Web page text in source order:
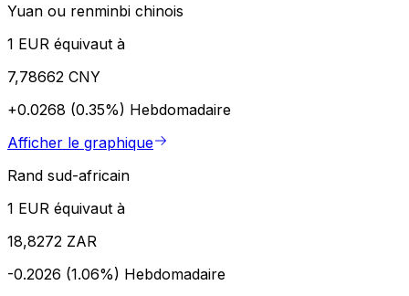
Yuan ou renminbi chinois
1 EUR équivaut à
7,78662 CNY
+0.0268 (0.35%) Hebdomadaire
Afficher le graphique
Rand sud-africain
1 EUR équivaut à
18,8272 ZAR
-0.2026 (1.06%) Hebdomadaire